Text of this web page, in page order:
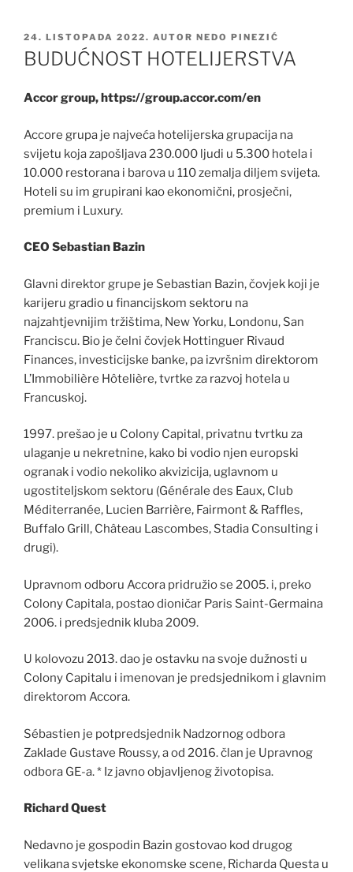
OBJAVLJENO
24. LISTOPADA 2022. AUTOR NEDO PINEZIĆ
BUDUĆNOST HOTELIJERSTVA
Accor group, https://group.accor.com/en
Accore grupa je najveća hotelijerska grupacija na
svijetu koja zapošljava 230.000 ljudi u 5.300 hotela i
10.000 restorana i barova u 110 zemalja diljem svijeta.
Hoteli su im grupirani kao ekonomični, prosječni,
premium i Luxury.
CEO Sebastian Bazin
Glavni direktor grupe je Sebastian Bazin, čovjek koji je
karijeru gradio u financijskom sektoru na
najzahtjevnijim tržištima, New Yorku, Londonu, San
Franciscu. Bio je čelni čovjek Hottinguer Rivaud
Finances, investicijske banke, pa izvršnim direktorom
L’Immobilière Hôtelière, tvrtke za razvoj hotela u
Francuskoj.
1997. prešao je u Colony Capital, privatnu tvrtku za
ulaganje u nekretnine, kako bi vodio njen europski
ogranak i vodio nekoliko akvizicija, uglavnom u
ugostiteljskom sektoru (Générale des Eaux, Club
Méditerranée, Lucien Barrière, Fairmont & Raffles,
Buffalo Grill, Château Lascombes, Stadia Consulting i
drugi).
Upravnom odboru Accora pridružio se 2005. i, preko
Colony Capitala, postao dioničar Paris Saint-Germaina
2006. i predsjednik kluba 2009.
U kolovozu 2013. dao je ostavku na svoje dužnosti u
Colony Capitalu i imenovan je predsjednikom i glavnim
direktorom Accora.
Sébastien je potpredsjednik Nadzornog odbora
Zaklade Gustave Roussy, a od 2016. član je Upravnog
odbora GE-a. * Iz javno objavljenog životopisa.
Richard Quest
Nedavno je gospodin Bazin gostovao kod drugog
velikana svjetske ekonomske scene, Richarda Questa u